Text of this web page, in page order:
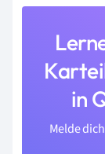
in
Melde